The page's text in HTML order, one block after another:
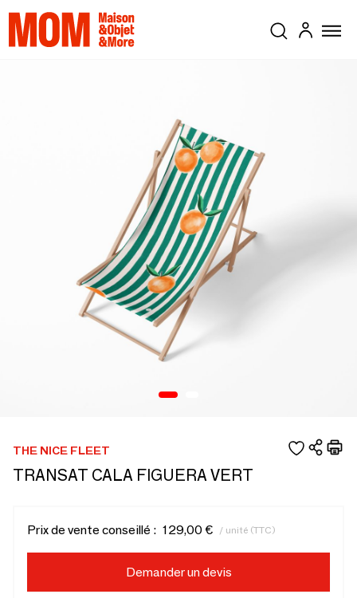
THE NICE FLEET
TRANSAT CALA FIGUERA VERT
Prix de vente conseillé : 129,00 € / unité (TTC)
Demander un devis